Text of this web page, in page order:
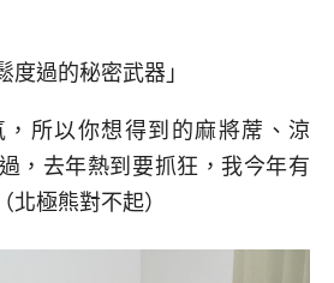
度過的秘密武器」
所以你想得到的麻將蓆、涼
，去年熱到要抓狂，我今年有
北極熊對不起）